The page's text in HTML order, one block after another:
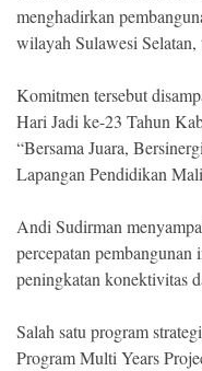
©
Copyright
NETRAL
All
menghadirkan
wilayah Sulawesi
Komitmen tersebut
Hari Jadi ke-23 Tahun
“Bersama Juara,
Lapangan Pendidikan
Andi Sudirman
percepatan pembangunan
peningkatan konektivitas
Salah satu program
Program Multi Years